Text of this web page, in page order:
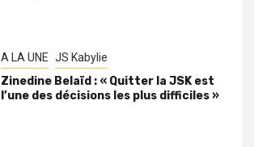
A LA UNE JS Kabylie
Zinedine Belaïd : « Quitter la JSK est
l’une des décisions les plus difficiles »